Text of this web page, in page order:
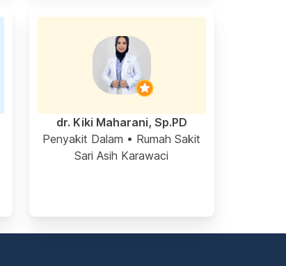
dr. Kiki Maharani, Sp.PD
Penyakit Dalam • Rumah Sakit
Sari Asih Karawaci